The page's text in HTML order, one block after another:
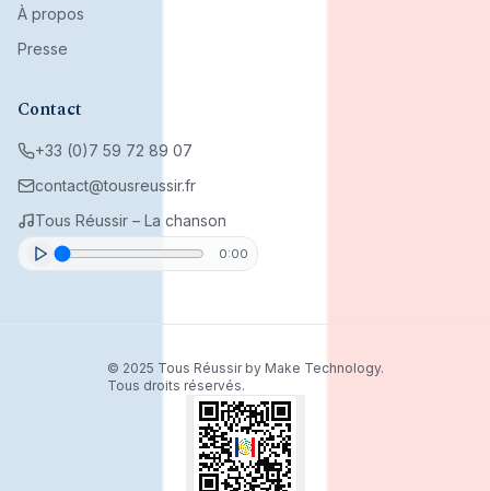
À propos
Presse
Contact
+33 (0)7 59 72 89 07
contact@tousreussir.fr
Tous Réussir – La chanson
0:00
© 2025 Tous Réussir by Make Technology.
Tous droits réservés.